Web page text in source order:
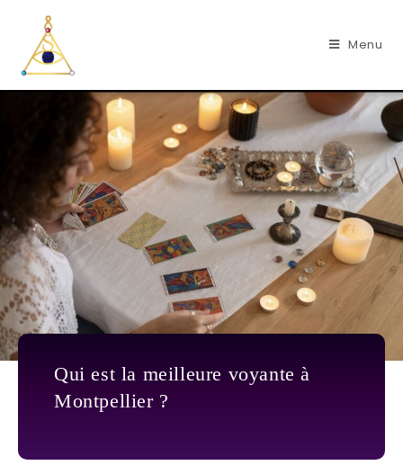
Menu
Qui est la meilleure voyante à
Montpellier ?